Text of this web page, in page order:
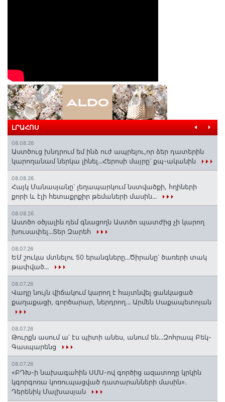
ԼՐԱՀՈՍ
08.08.26
Աստծուց խնդրում եմ ինձ ուժ ապրելու,որ ձեր դատերին
կարողանամ ներկա լինել․․․Հերոսի մայրը՝ քպ-ականին
08.08.26
Հայկ Մանասյանը՝ լեղապարկում նստվածքի, հղիների
քորի և էլի հետաքրքիր թեմաների մասին․․․
08.08.26
Աստծո օծյալին դեմ գնացողն Աստծո պատժից չի կարող
խուսափել․․․Տեր Զարեհ
08.07.26
ԵՄ շուկա մտնելու 50 երանգները․․․Ծիրանը՝ ծառերի տակ
թափված․․․
08.07.26
Վաղը նույն վիճակում կարող է հայտնվել ցանկացած
քաղաքացի, գործարար, ներդրող.․․ Արմեն Սաքապետոյան
08.07.26
Թուրքն ասում ա՝ էս պիտի անես, անում են․․․Զոհրապ Բեկ-
Գասպարենց
08.07.26
«ԲԴԽ-ի նախագահին ՍՄՍ-ով գործից ազատողը կրկին
կգորգոռա կոռուպացված դատարանների մասին».
Դերենիկ Մալխասյան